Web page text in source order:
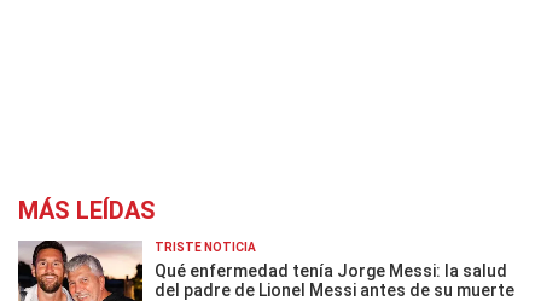
MÁS LEÍDAS
TRISTE NOTICIA
Qué enfermedad tenía Jorge Messi: la salud
del padre de Lionel Messi antes de su muerte